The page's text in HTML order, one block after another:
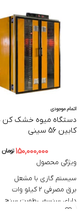
اتمام موجودی
دستگاه میوه خشک کن
کابین 56 سینی
تومان 150,000,000
ویژگی محصول
سیستم گازی با مشعل
برق مصرفی 2 کیلو وات
دارای سنسور رطوبت سنج
دارای چرخ برای سهولت جا